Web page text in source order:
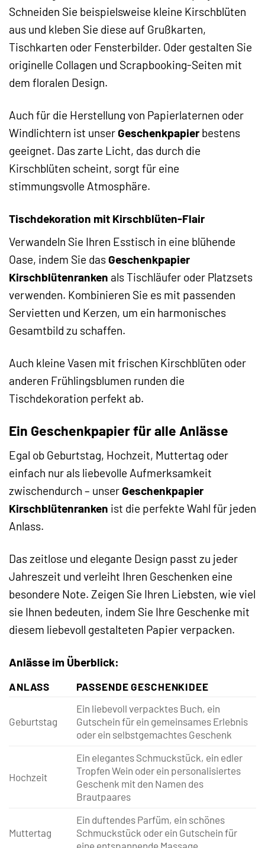
Schneiden Sie beispielsweise kleine Kirschblüten
aus und kleben Sie diese auf Grußkarten,
Tischkarten oder Fensterbilder. Oder gestalten Sie
originelle Collagen und Scrapbooking-Seiten mit
dem floralen Design.
Auch für die Herstellung von Papierlaternen oder
Windlichtern ist unserGeschenkpapier bestens
geeignet. Das zarte Licht, das durch die
Kirschblüten scheint, sorgt für eine
stimmungsvolle Atmosphäre.
Tischdekoration mit Kirschblüten-Flair
Verwandeln Sie Ihren Esstisch in eine blühende
Oase, indem Sie dasGeschenkpapier
Kirschblütenranken als Tischläufer oder Platzsets
verwenden. Kombinieren Sie es mit passenden
Servietten und Kerzen, um ein harmonisches
Gesamtbild zu schaffen.
Auch kleine Vasen mit frischen Kirschblüten oder
anderen Frühlingsblumen runden die
Tischdekoration perfekt ab.
Ein Geschenkpapier für alle Anlässe
Egal ob Geburtstag, Hochzeit, Muttertag oder
einfach nur als liebevolle Aufmerksamkeit
zwischendurch – unserGeschenkpapier
Kirschblütenranken ist die perfekte Wahl für jeden
Anlass.
Das zeitlose und elegante Design passt zu jeder
Jahreszeit und verleiht Ihren Geschenken eine
besondere Note. Zeigen Sie Ihren Liebsten, wie viel
sie Ihnen bedeuten, indem Sie Ihre Geschenke mit
diesem liebevoll gestalteten Papier verpacken.
Anlässe im Überblick:
ANLASS PASSENDE GESCHENKIDEE
Geburtstag
Ein liebevoll verpacktes Buch, ein
Gutschein für ein gemeinsames Erlebnis
oder ein selbstgemachtes Geschenk
Hochzeit
Ein elegantes Schmuckstück, ein edler
Tropfen Wein oder ein personalisiertes
Geschenk mit den Namen des
Brautpaares
Muttertag
Ein duftendes Parfüm, ein schönes
Schmuckstück oder ein Gutschein für